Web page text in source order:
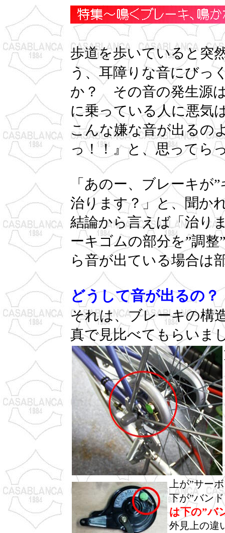
歩道を歩いていると突
う、耳障りな音にびっ
か？ その音の発生源
に乗っている人に悪気
こんな嫌な音が出る
っ！！』と、思ってら
「あのー、ブレーキが
治ります？」と、聞か
結論から言えば「治り
ーキゴムの部分を”調
ら音が出ている場合は
どうして音が出るの？
それは、ブレーキの構
真で見比べてもらいま
上が”サー
下が”バン
は下の”バ
外見上の違